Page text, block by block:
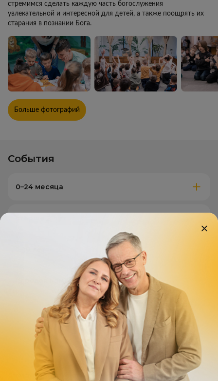
стремимся сделать каждую часть богослужения
увлекательной и интересной для детей, а также поощрять их
старания в познании Бога.
Больше фотографий
События
0–24 месяца
Игровая комната
* Местная религиозная организация Библейский центр христиан веры
евангельской «Слово жизни» ОГРН 1037739249569, зарегистрирована в
Минюсте РФ, бланк № 76 08941, учетный № 7711010455, дата выдачи
27.12.2010г.
«Политика в отношении обработки персональных данных»
Договор публичная оферта о добровольном пожертвовании